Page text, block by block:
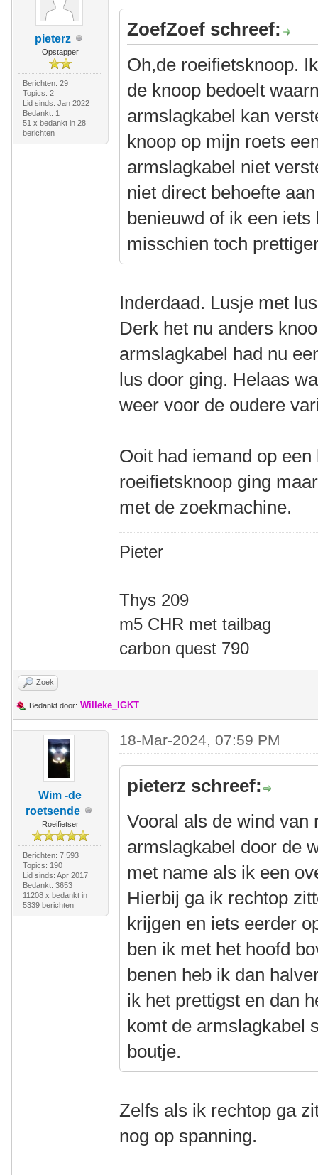
pieterz
Opstapper
Berichten: 29
Topics: 2
Lid sinds: Jan 2022
Bedankt: 1
51 x bedankt in 28
berichten
ZoefZoef schreef:
Oh,de roeifietsknoop.
de knoop bedoelt
armslagkabel kan
knoop op mijn roets
armslagkabel niet
niet direct behoefte
benieuwd of ik een
misschien toch
Inderdaad. Lusje met
Derk het nu anders
armslagkabel had nu
lus door ging. Helaas
weer voor de oudere
Ooit had iemand op
roeifietsknoop ging
met de zoekmachine.
Pieter
Thys 209
m5 CHR met tailbag
carbon quest 790
Zoek
Bedankt door: Willeke_IGKT
Wim -de
roetsende
Roeifietser
Berichten: 7.593
Topics: 190
Lid sinds: Apr 2017
Bedankt: 3653
11208 x bedankt in
5339 berichten
18-Mar-2024, 07:59 PM
pieterz schreef:
Vooral als de wind van
armslagkabel door de
met name als ik een
Hierbij ga ik rechtop
krijgen en iets eerder
ben ik met het hoofd
benen heb ik dan
ik het prettigst en dan
komt de armslagkabel
boutje.
Zelfs als ik rechtop ga
nog op spanning.